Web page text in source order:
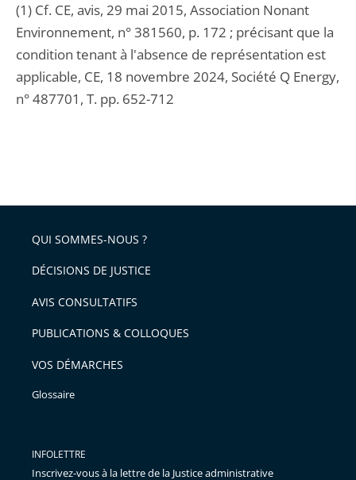
(1) Cf. CE, avis, 29 mai 2015, Association Nonant
Environnement, n° 381560, p. 172 ; précisant que la
condition tenant à l'absence de représentation est
applicable, CE, 18 novembre 2024, Société Q Energy,
n° 487701, T. pp. 652-712
QUI SOMMES-NOUS ?
DÉCISIONS DE JUSTICE
AVIS CONSULTATIFS
PUBLICATIONS & COLLOQUES
VOS DÉMARCHES
Glossaire
INFOLETTRE
Inscrivez-vous à la lettre de la Justice administrative